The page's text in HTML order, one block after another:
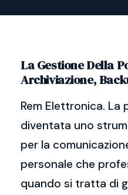
La Gestione Della
Archiviazione,
Rem Elettronica.
diventata uno
per la
personale che
quando si tratta di